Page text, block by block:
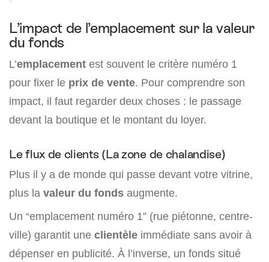
L’impact de l’emplacement sur la valeur
du fonds
L’emplacement est souvent le critère numéro 1
pour fixer le prix de vente. Pour comprendre son
impact, il faut regarder deux choses : le passage
devant la boutique et le montant du loyer.
Le flux de clients (La zone de chalandise)
Plus il y a de monde qui passe devant votre vitrine,
plus la valeur du fonds augmente.
Un “emplacement numéro 1” (rue piétonne, centre-
ville) garantit une clientèle immédiate sans avoir à
dépenser en publicité. À l’inverse, un fonds situé